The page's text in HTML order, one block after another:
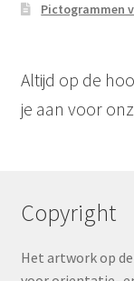
Pictogrammen
Altijd op de
je aan voor
Copyright
Het artwork op